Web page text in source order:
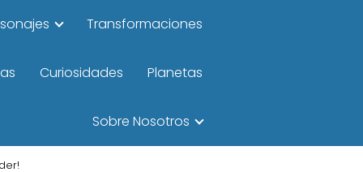
Transformaciones
Curiosidades Planetas
Sobre Nosotros